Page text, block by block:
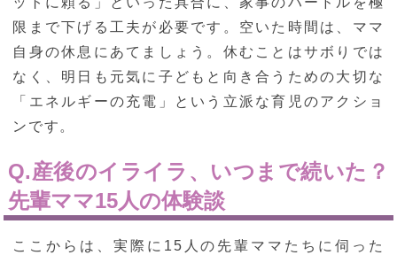
限まで下げる工夫が必要です。空いた時間は、ママ
自身の休息にあてましょう。休むことはサボりでは
なく、明日も元気に子どもと向き合うための大切な
「エネルギーの充電」という立派な育児のアクショ
ンです。
Q.産後のイライラ、いつまで続いた？
先輩ママ15人の体験談
ここからは、実際に15人の先輩ママたちに伺った